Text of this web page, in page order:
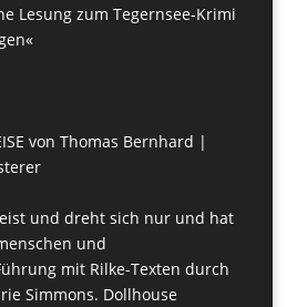
Lesung zum Tegernsee-Krimi
von Thomas Bernhard |
und dreht sich nur und hat
und
mit Rilke-Texten durch
Simmons. Dollhouse